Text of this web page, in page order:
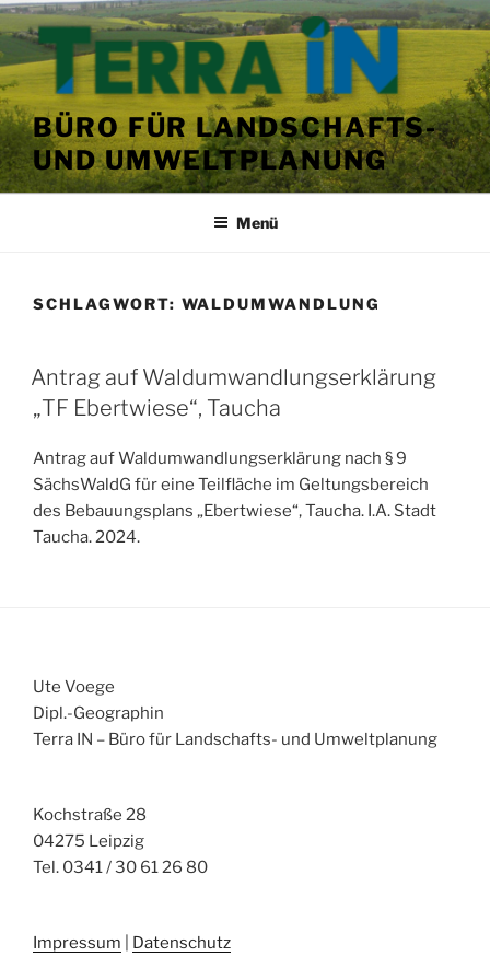
Zum
Inhalt
springen
BÜRO FÜR LANDSCHAFTS-
UND UMWELTPLANUNG
Menü
SCHLAGWORT: WALDUMWANDLUNG
VERÖFFENTLICHT
AM
Antrag auf Waldumwandlungserklärung
„TF Ebertwiese“, Taucha
Antrag auf Waldumwandlungserklärung nach § 9
SächsWaldG für eine Teilfläche im Geltungsbereich
des Bebauungsplans „Ebertwiese“, Taucha. I.A. Stadt
Taucha. 2024.
Ute Voege
Dipl.-Geographin
Terra IN – Büro für Landschafts- und Umweltplanung
Kochstraße 28
04275 Leipzig
Tel. 0341 / 30 61 26 80
Impressum Datenschutz